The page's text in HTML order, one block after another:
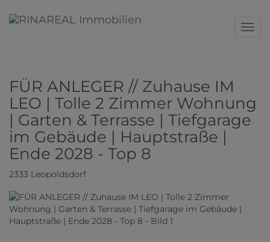
FÜR ANLEGER // Zuhause IM
LEO | Tolle 2 Zimmer Wohnung
| Garten & Terrasse | Tiefgarage
im Gebäude | Hauptstraße |
Ende 2028 - Top 8
2333 Leopoldsdorf